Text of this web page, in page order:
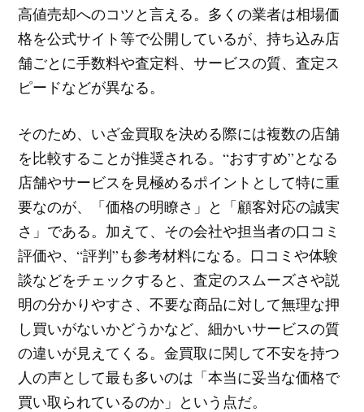
高値売却へのコツと言える。多くの業者は相場価
格を公式サイト等で公開しているが、持ち込み店
舗ごとに手数料や査定料、サービスの質、査定ス
ピードなどが異なる。
そのため、いざ金買取を決める際には複数の店舗
を比較することが推奨される。“おすすめ”となる
店舗やサービスを見極めるポイントとして特に重
要なのが、「価格の明瞭さ」と「顧客対応の誠実
さ」である。加えて、その会社や担当者の口コミ
評価や、“評判”も参考材料になる。口コミや体験
談などをチェックすると、査定のスムーズさや説
明の分かりやすさ、不要な商品に対して無理な押
し買いがないかどうかなど、細かいサービスの質
の違いが見えてくる。金買取に関して不安を持つ
人の声として最も多いのは「本当に妥当な価格で
買い取られているのか」という点だ。